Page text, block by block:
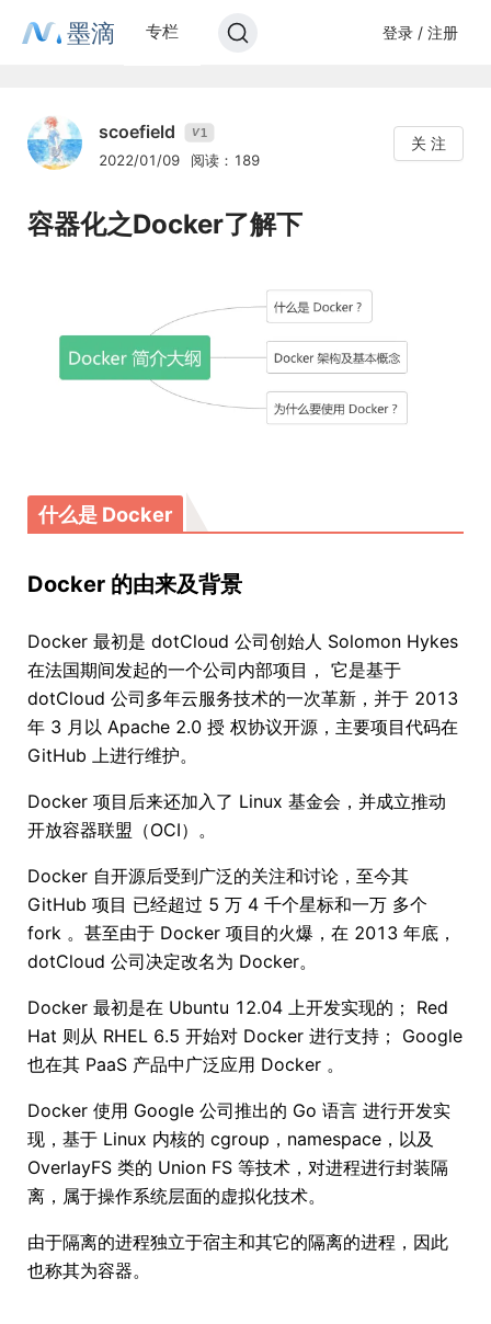
墨滴 专栏 登录 / 注册
scoefield V1
2022/01/09 阅读：189
关 注
容器化之Docker了解下
什么是 Docker
Docker 的由来及背景
Docker 最初是 dotCloud 公司创始人 Solomon Hykes
在法国期间发起的一个公司内部项目， 它是基于
dotCloud 公司多年云服务技术的一次革新，并于 2013
年 3 月以 Apache 2.0 授 权协议开源，主要项目代码在
GitHub 上进行维护。
Docker 项目后来还加入了 Linux 基金会，并成立推动
开放容器联盟（OCI）。
Docker 自开源后受到广泛的关注和讨论，至今其
GitHub 项目 已经超过 5 万 4 千个星标和一万 多个
fork 。甚至由于 Docker 项目的火爆，在 2013 年底，
dotCloud 公司决定改名为 Docker。
Docker 最初是在 Ubuntu 12.04 上开发实现的； Red
Hat 则从 RHEL 6.5 开始对 Docker 进行支持； Google
也在其 PaaS 产品中广泛应用 Docker 。
Docker 使用 Google 公司推出的 Go 语言 进行开发实
现，基于 Linux 内核的 cgroup，namespace，以及
OverlayFS 类的 Union FS 等技术，对进程进行封装隔
离，属于操作系统层面的虚拟化技术。
由于隔离的进程独立于宿主和其它的隔离的进程，因此
也称其为容器。